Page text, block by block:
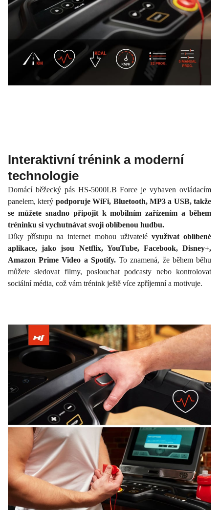
Interaktivní trénink a moderní
technologie
Domácí běžecký pás HS-5000LB Force je vybaven ovládacím
panelem, který podporuje WiFi, Bluetooth, MP3 a USB, takže
se můžete snadno připojit k mobilním zařízením a během
tréninku si vychutnávat svoji oblíbenou hudbu.
Díky přístupu na internet mohou uživatelé využívat oblíbené
aplikace, jako jsou Netflix, YouTube, Facebook, Disney+,
Amazon Prime Video a Spotify.To znamená, že během běhu
můžete sledovat filmy, poslouchat podcasty nebo kontrolovat
sociální média, což vám trénink ještě více zpříjemní a motivuje.